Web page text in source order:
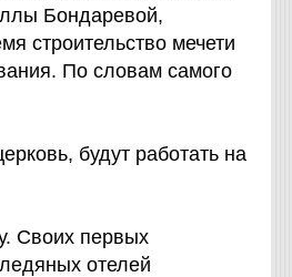
Бондаревой,
строительство мечети
По словам самого
будут работать на
Своих первых
отелей